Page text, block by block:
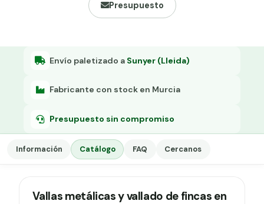
Presupuesto
Envío paletizado a Sunyer (Lleida)
Fabricante con stock en Murcia
Presupuesto sin compromiso
Información Catálogo FAQ Cercanos
Vallas metálicas y vallado de fincas en